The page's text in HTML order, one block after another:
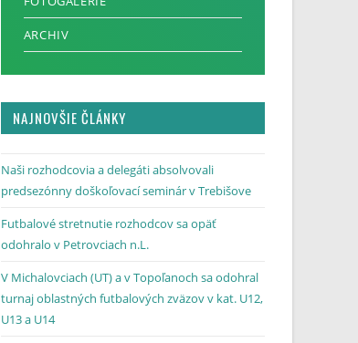
ARCHIV
NAJNOVŠIE ČLÁNKY
Naši rozhodcovia a delegáti absolvovali
predsezónny doškoľovací seminár v Trebišove
Futbalové stretnutie rozhodcov sa opäť
odohralo v Petrovciach n.L.
V Michalovciach (UT) a v Topoľanoch sa odohral
turnaj oblastných futbalových zväzov v kat. U12,
U13 a U14